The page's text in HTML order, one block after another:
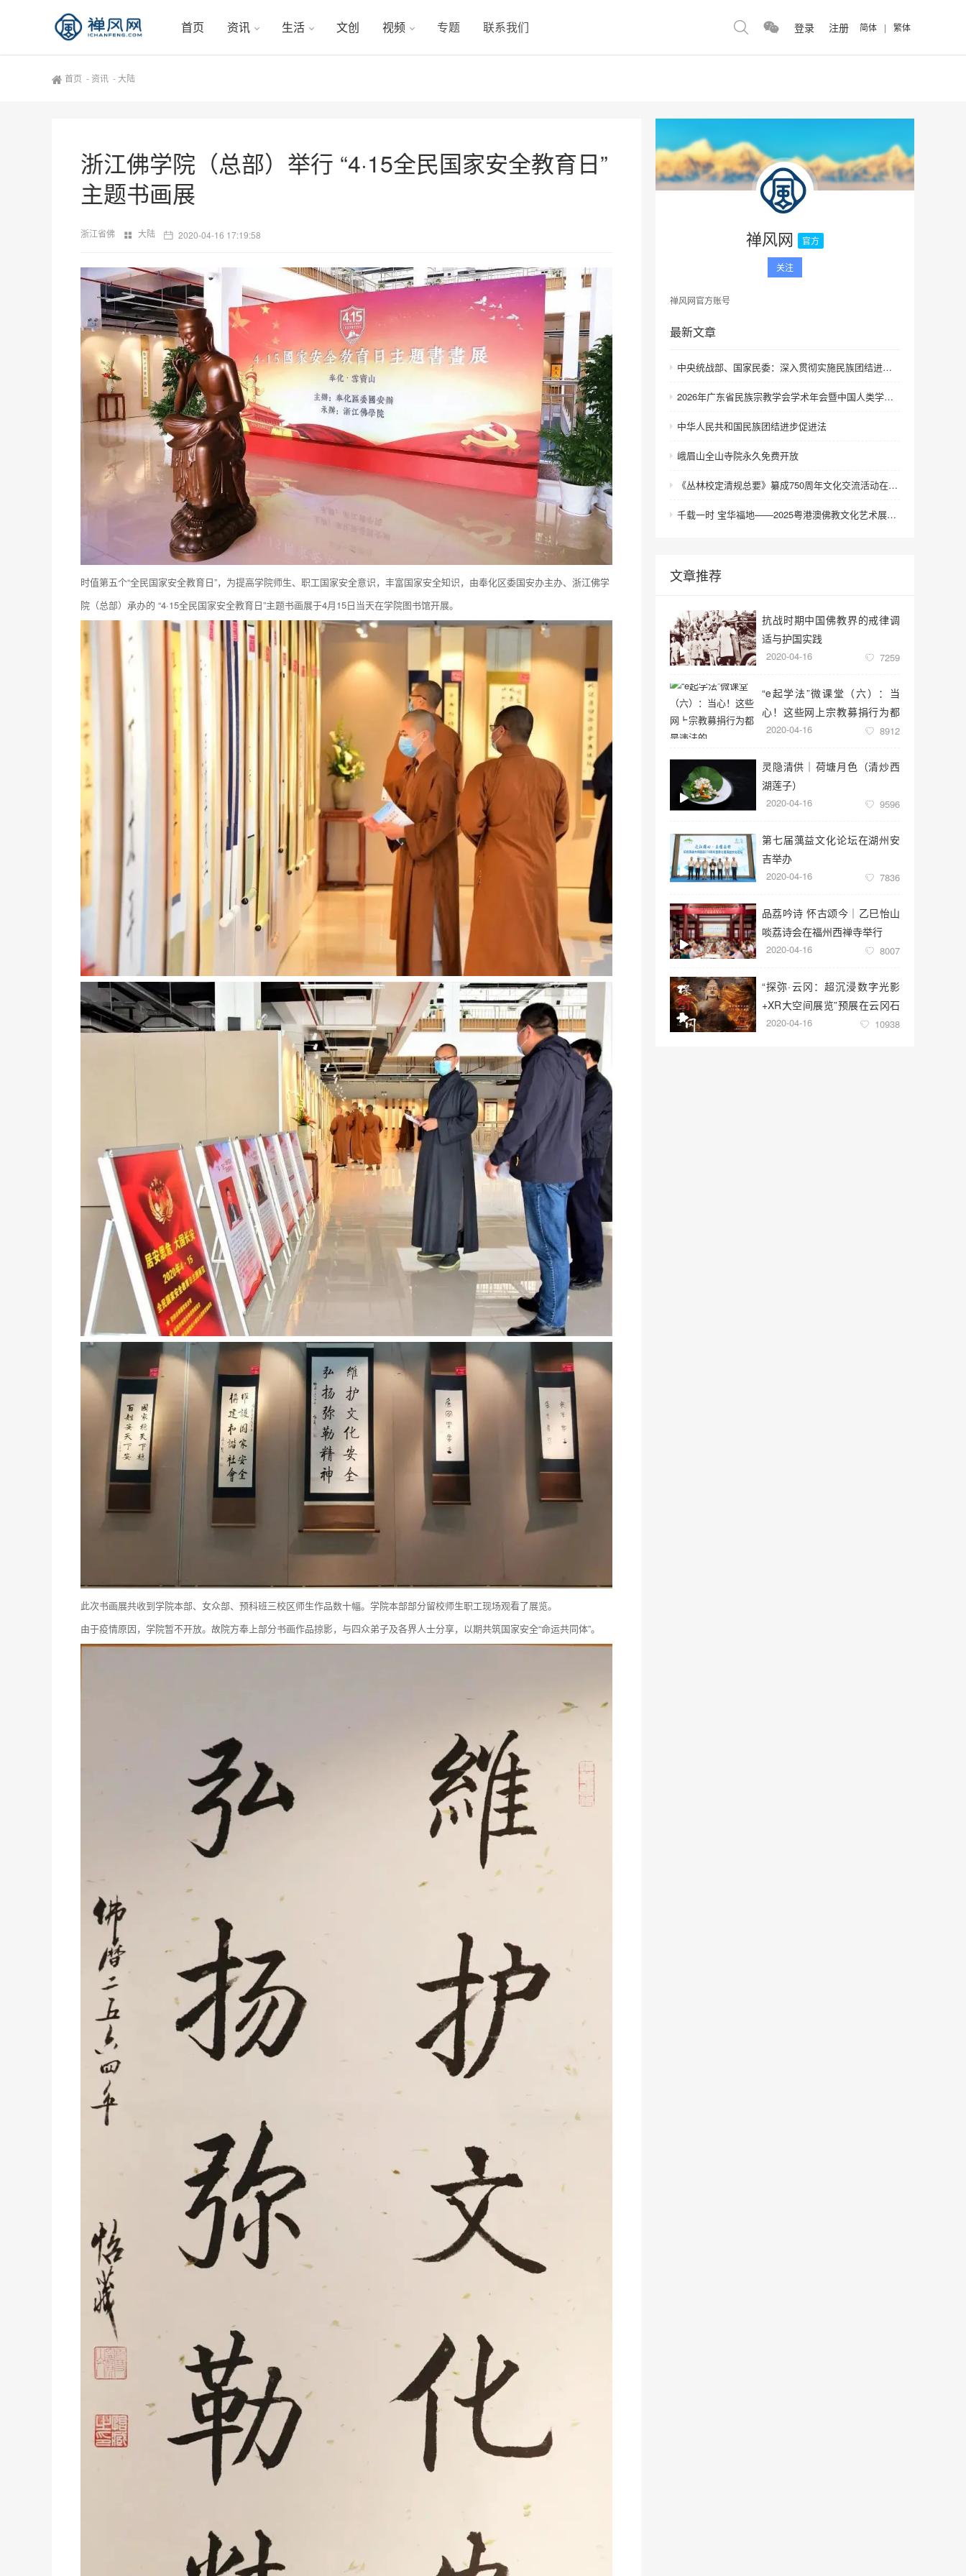
首页 资讯 生活 文创 视频 专题 联系我们 登录 注册 简体 | 繁体
首页 - 资讯 -大陆
浙江佛学院（总部）举行 “4·15全民国家安全教育日”
主题书画展
浙江省佛 大陆 2020-04-16 17:19:58
时值第五个“全民国家安全教育日”，为提高学院师生、职工国家安全意识，丰富国家安全知识，由奉化区委国安办主办、浙江佛学
院（总部）承办的 “4·15全民国家安全教育日”主题书画展于4月15日当天在学院图书馆开展。
此次书画展共收到学院本部、女众部、预科班三校区师生作品数十幅。学院本部部分留校师生职工现场观看了展览。
由于疫情原因，学院暂不开放。故院方奉上部分书画作品掠影，与四众弟子及各界人士分享，以期共筑国家安全“命运共同体”。
禅风网 官方
关注
禅风网官方账号
最新文章
中央统战部、国家民委：深入贯彻实施民族团结进步促进法 进一步增强中华民族凝聚力向心力
2026年广东省民族宗教学会学术年会暨中国人类学民族学研究会城市民族工作研究专业委员会更名会议在深圳召开
中华人民共和国民族团结进步促进法
峨眉山全山寺院永久免费开放
《丛林校定清规总要》纂成750周年文化交流活动在浙江金华举行
千载一时 宝华福地——2025粤港澳佛教文化艺术展在港澳成功举办
文章推荐
抗战时期中国佛教界的戒律调
适与护国实践
2020-04-16 7259
“e起学法”微课堂（六）：当
心！这些网上宗教募捐行为都
是违法的
2020-04-16 8912
灵隐清供｜​荷塘月色（清炒西
湖莲子）
2020-04-16 9596
第七届蕅益文化论坛在湖州安
吉举办
2020-04-16 7836
品荔吟诗 怀古颂今｜乙巳怡山
啖荔诗会在福州西禅寺举行
2020-04-16 8007
“探弥·云冈：超沉浸数字光影
+XR大空间展览”预展在云冈石
窟云冈美术馆启幕
2020-04-16 10938